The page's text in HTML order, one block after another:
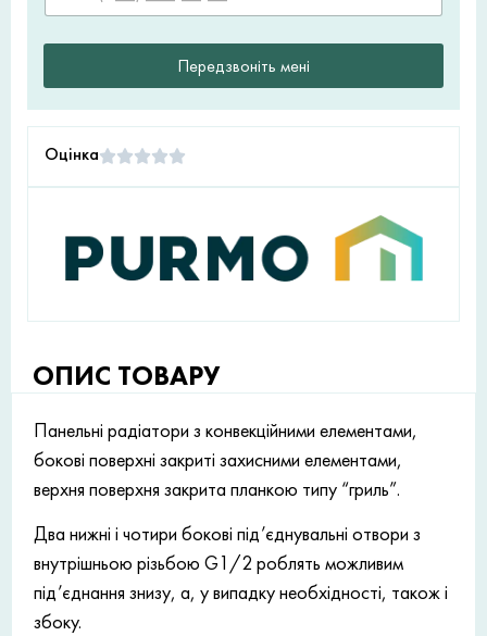
Передзвоніть мені
Оцінка
ОПИС ТОВАРУ
Панельні радіатори з конвекційними елементами,
бокові поверхні закриті захисними елементами,
верхня поверхня закрита планкою типу “гриль”.
Два нижні і чотири бокові під’єднувальні отвори з
внутрішньою різьбою G1/2 роблять можливим
під’єднання знизу, а, у випадку необхідності, також і
збоку.